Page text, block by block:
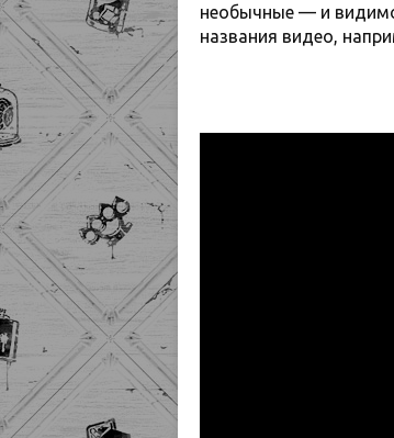
необычные — и
названия видео,